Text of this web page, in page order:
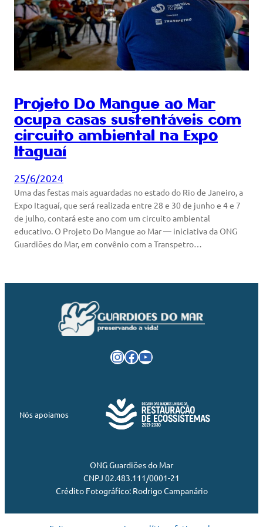
Projeto Do Mangue ao Mar
ocupa casas sustentáveis com
circuito ambiental na Expo
Itaguaí
25/6/2024
Uma das festas mais aguardadas no estado do Rio de Janeiro, a
Expo Itaguaí, que será realizada entre 28 e 30 de junho e 4 e 7
de julho, contará este ano com um circuito ambiental
educativo. O Projeto Do Mangue ao Mar — iniciativa da ONG
Guardiões do Mar, em convênio com a Transpetro…
InstagramFacebook Youtube
Nós apoiamos
ONG Guardiões do Mar
CNPJ 02.483.111/0001-21
Crédito Fotográfico: Rodrigo Campanário